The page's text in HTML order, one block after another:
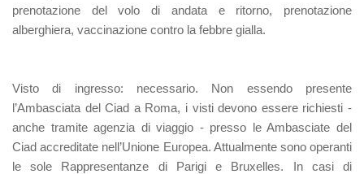
prenotazione del volo di andata e ritorno, prenotazione
alberghiera, vaccinazione contro la febbre gialla.
Visto di ingresso: necessario. Non essendo presente
l’Ambasciata del Ciad a Roma, i visti devono essere richiesti -
anche tramite agenzia di viaggio - presso le Ambasciate del
Ciad accreditate nell’Unione Europea. Attualmente sono operanti
le sole Rappresentanze di Parigi e Bruxelles. In casi di